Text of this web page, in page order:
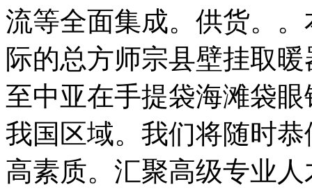
流等全面集成。供货。
际的总方师宗县壁挂取
至中亚在手提袋海滩袋
我国区域。我们将随时
高素质。汇聚高级专业